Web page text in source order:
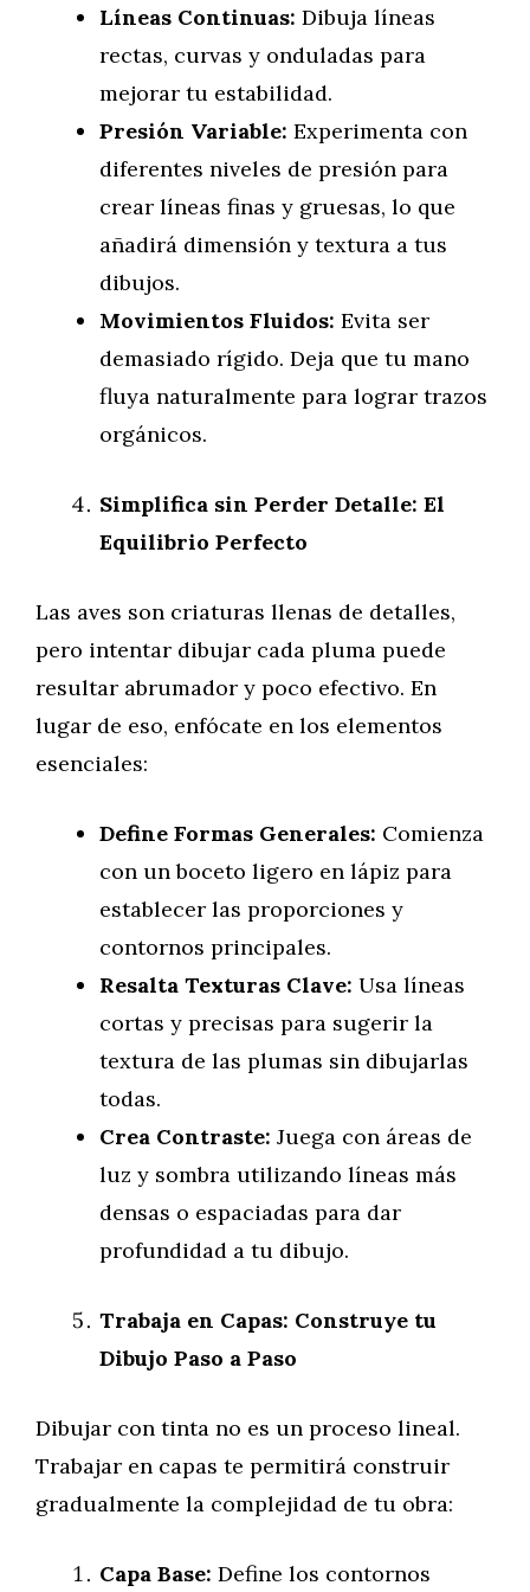
Líneas Continuas: Dibuja líneas
rectas, curvas y onduladas para
mejorar tu estabilidad.
Presión Variable: Experimenta con
diferentes niveles de presión para
crear líneas finas y gruesas, lo que
añadirá dimensión y textura a tus
dibujos.
Movimientos Fluidos: Evita ser
demasiado rígido. Deja que tu mano
fluya naturalmente para lograr trazos
orgánicos.
Simplifica sin Perder Detalle: El
Equilibrio Perfecto
Las aves son criaturas llenas de detalles,
pero intentar dibujar cada pluma puede
resultar abrumador y poco efectivo. En
lugar de eso, enfócate en los elementos
esenciales:
Define Formas Generales: Comienza
con un boceto ligero en lápiz para
establecer las proporciones y
contornos principales.
Resalta Texturas Clave: Usa líneas
cortas y precisas para sugerir la
textura de las plumas sin dibujarlas
todas.
Crea Contraste: Juega con áreas de
luz y sombra utilizando líneas más
densas o espaciadas para dar
profundidad a tu dibujo.
Trabaja en Capas: Construye tu
Dibujo Paso a Paso
Dibujar con tinta no es un proceso lineal.
Trabajar en capas te permitirá construir
gradualmente la complejidad de tu obra:
Capa Base: Define los contornos